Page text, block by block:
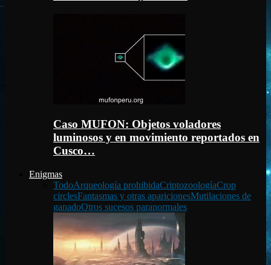
Caso MUFON: Objetos voladores
luminosos y en movimiento reportados en
Cusco…
Enigmas
TodoArqueología prohibidaCriptozoologíaCrop
circlesFantasmas y otras aparicionesMutilaciones de
ganadoOtros sucesos paranormales